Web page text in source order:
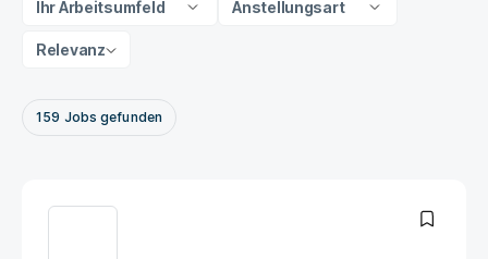
Ihr Arbeitsumfeld Anstellungsart
Relevanz
159 Jobs gefunden